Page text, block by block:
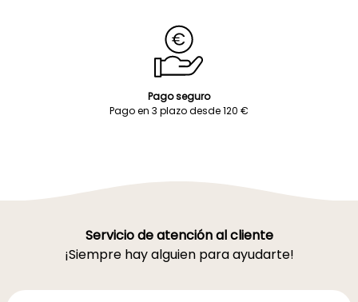
Pago seguro
Pago en 3 plazo desde 120 €
Servicio de atención al cliente
¡Siempre hay alguien para ayudarte!